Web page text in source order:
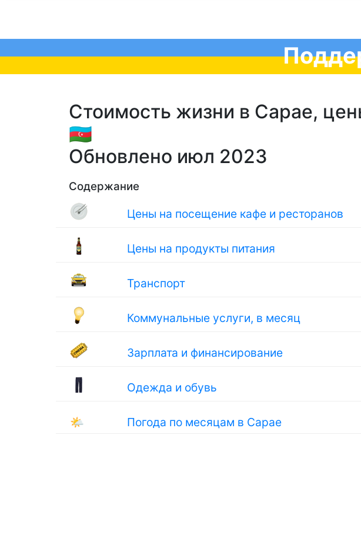
Стоимость жизни в Сарае,
🇦🇿
Обновлено июл 2023
Содержание
Цены на посещение кафе и ресторанов
Цены на продукты питания
Транспорт
Коммунальные услуги, в месяц
Зарплата и финансирование
Одежда и обувь
🌤 Погода по месяцам в Сарае